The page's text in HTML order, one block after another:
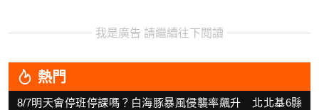
我是廣告 請繼續往下閱讀
熱門
8/7明天會停班停課嗎？白海豚暴風侵襲率飆升 北北基6縣